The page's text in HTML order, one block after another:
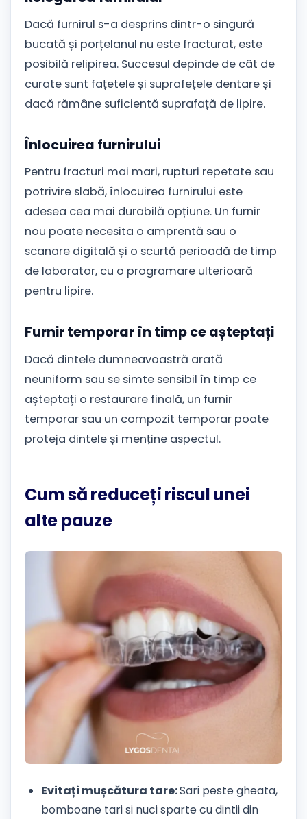
Dacă furnirul s-a desprins dintr-o singură
bucată și porțelanul nu este fracturat, este
posibilă relipirea. Succesul depinde de cât de
curate sunt fațetele și suprafețele dentare și
dacă rămâne suficientă suprafață de lipire.
Înlocuirea furnirului
Pentru fracturi mai mari, rupturi repetate sau
potrivire slabă, înlocuirea furnirului este
adesea cea mai durabilă opțiune. Un furnir
nou poate necesita o amprentă sau o
scanare digitală și o scurtă perioadă de timp
de laborator, cu o programare ulterioară
pentru lipire.
Furnir temporar în timp ce așteptați
Dacă dintele dumneavoastră arată
neuniform sau se simte sensibil în timp ce
așteptați o restaurare finală, un furnir
temporar sau un compozit temporar poate
proteja dintele și menține aspectul.
Cum să reduceți riscul unei
alte pauze
Evitați mușcătura tare:Sari peste gheata,
bomboane tari si nuci sparte cu dintii din